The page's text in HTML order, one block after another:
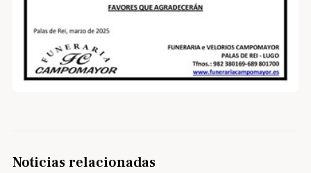
Noticias relacionadas